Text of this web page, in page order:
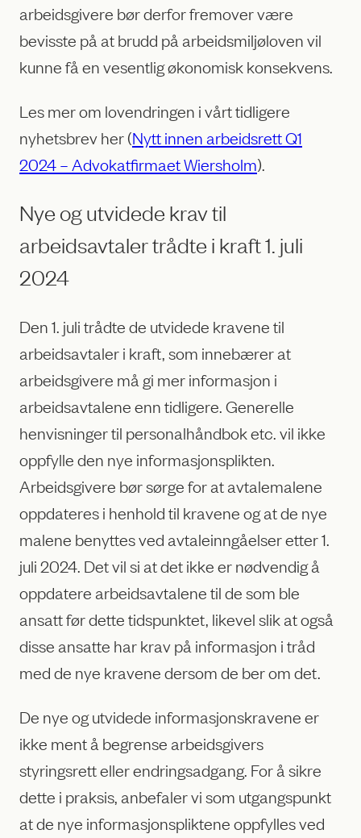
arbeidsgivere bør derfor fremover være
bevisste på at brudd på arbeidsmiljøloven vil
kunne få en vesentlig økonomisk konsekvens.
Les mer om lovendringen i vårt tidligere
nyhetsbrev her (Nytt innen arbeidsrett Q1
2024 – Advokatfirmaet Wiersholm).
Nye og utvidede krav til
arbeidsavtaler trådte i kraft 1. juli
2024
Den 1. juli trådte de utvidede kravene til
arbeidsavtaler i kraft, som innebærer at
arbeidsgivere må gi mer informasjon i
arbeidsavtalene enn tidligere. Generelle
henvisninger til personalhåndbok etc. vil ikke
oppfylle den nye informasjonsplikten.
Arbeidsgivere bør sørge for at avtalemalene
oppdateres i henhold til kravene og at de nye
malene benyttes ved avtaleinngåelser etter 1.
juli 2024. Det vil si at det ikke er nødvendig å
oppdatere arbeidsavtalene til de som ble
ansatt før dette tidspunktet, likevel slik at også
disse ansatte har krav på informasjon i tråd
med de nye kravene dersom de ber om det.
De nye og utvidede informasjonskravene er
ikke ment å begrense arbeidsgivers
styringsrett eller endringsadgang. For å sikre
dette i praksis, anbefaler vi som utgangspunkt
at de nye informasjonspliktene oppfylles ved